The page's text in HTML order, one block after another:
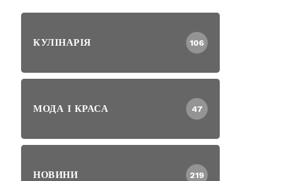
КУЛІНАРІЯ 106
МОДА І КРАСА 47
НОВИНИ 219